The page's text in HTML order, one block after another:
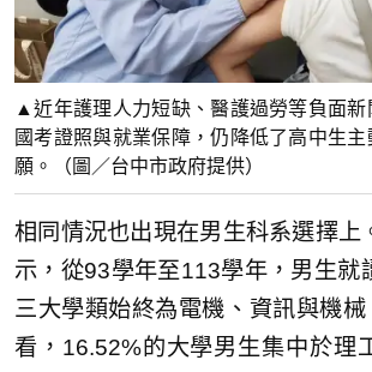
▲近年護理人力短缺、醫護過勞等負面
國考證照與就業保障，仍降低了高中生
願。（圖／台中市政府提供）
相同情況也出現在男生科系選擇上
示，從93學年至113學年，男生就
三大學類始終為電機、資訊與機
看，16.52%的大學男生集中於理